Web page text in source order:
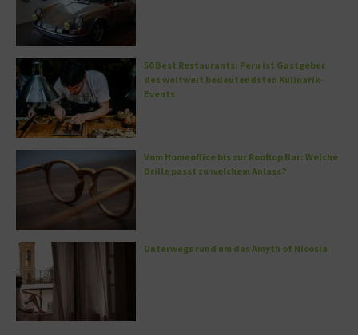
50 Best Restaurants: Peru ist Gastgeber
des weltweit bedeutendsten Kulinarik-
Events
Vom Homeoffice bis zur Rooftop Bar: Welche
Brille passt zu welchem Anlass?
Unterwegs rund um das Amyth of Nicosia